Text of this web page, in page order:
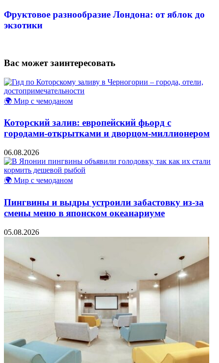
Фруктовое разнообразие Лондона: от яблок до
экзотики
Вас может заинтересовать
🌍 Мир с чемоданом
Которский залив: европейский фьорд с
городами-открытками и дворцом-миллионером
06.08.2026
🌍 Мир с чемоданом
Пингвины и выдры устроили забастовку из-за
смены меню в японском океанариуме
05.08.2026